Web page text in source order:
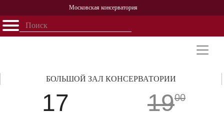
Московская консерватория
Открыть - закрыть
Персоналии
История
17
БОЛЬШОЙ ЗАЛ КОНСЕРВАТОРИИ
1900